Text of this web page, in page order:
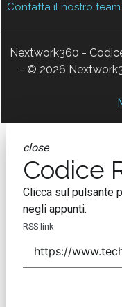
Contatta il nostro
Nextwork360 -
- © 2026
close
Codice
Clicca sul pulsante
negli appunti.
RSS link